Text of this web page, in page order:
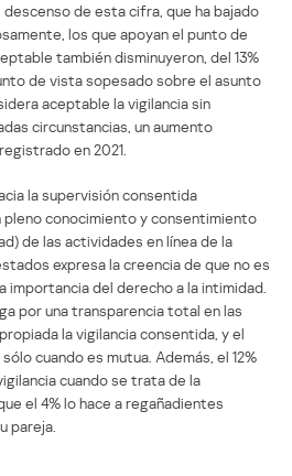
de esta cifra, que ha bajado
los que apoyan el punto de
también disminuyeron, del 13%
de vista sopesado sobre el asunto
aceptable la vigilancia sin
circunstancias, un aumento
en 2021.
la supervisión consentida
conocimiento y consentimiento
de las actividades en línea de la
expresa la creencia de que no es
importancia del derecho a la intimidad.
por una transparencia total en las
la vigilancia consentida, y el
cuando es mutua. Además, el 12%
cuando se trata de la
el 4% lo hace a regañadientes
pareja.